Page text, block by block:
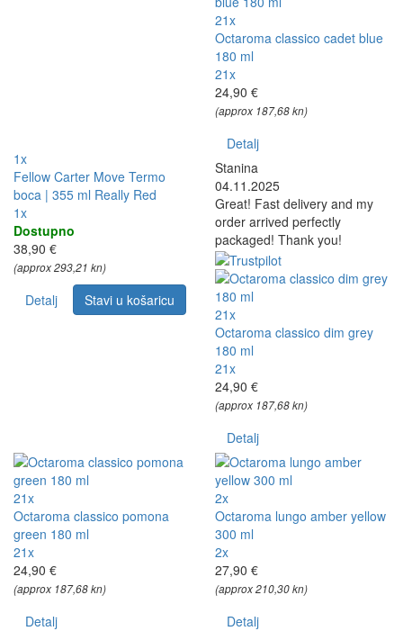
1x
Fellow Carter Move Termo
boca | 355 ml Really Red
1x
Dostupno
38,90 €
(approx 293,21 kn)
Detalj Stavi u košaricu
21x
Octaroma classico cadet blue
180 ml
21x
24,90 €
(approx 187,68 kn)
Detalj
Stanina
04.11.2025
Great! Fast delivery and my
order arrived perfectly
packaged! Thank you!
21x
Octaroma classico dim grey
180 ml
21x
24,90 €
(approx 187,68 kn)
Detalj
21x
Octaroma classico pomona
green 180 ml
21x
24,90 €
(approx 187,68 kn)
Detalj
2x
Octaroma lungo amber yellow
300 ml
2x
27,90 €
(approx 210,30 kn)
Detalj